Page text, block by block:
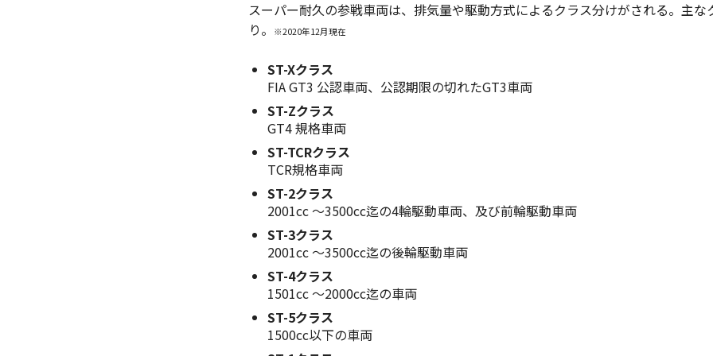
スーパー耐久の参戦車両は、排気量や駆動方式によるクラス分けがされる。主な
り。
※2020年12月現在
ST-Xクラス
FIA GT3 公認車両、公認期限の切れたGT3車両
ST-Zクラス
GT4 規格車両
ST-TCRクラス
TCR規格車両
ST-2クラス
2001cc 〜3500cc迄の4輪駆動車両、及び前輪駆動車両
ST-3クラス
2001cc 〜3500cc迄の後輪駆動車両
ST-4クラス
1501cc 〜2000cc迄の車両
ST-5クラス
1500cc以下の車両